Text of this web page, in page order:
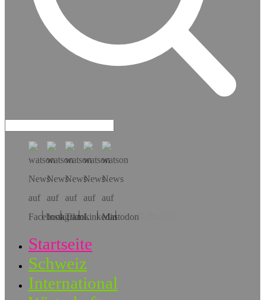
Hol dir die App!
Startseite
Schweiz
International